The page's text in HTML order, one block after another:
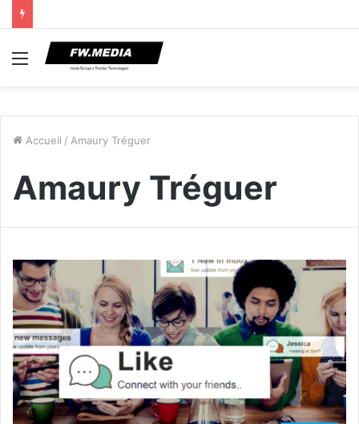
Menu
Accueil / Amaury Tréguer
Amaury Tréguer